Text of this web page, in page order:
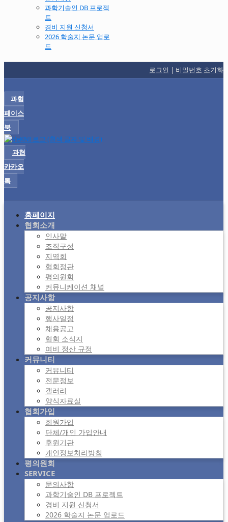
과학기술인 DB 프로젝
트
경비 지원 신청서
2026 학술지 논문 업로
드
로그인 | 비밀번호 초기화
과협
페이스
북
과협
카카오
톡
홈페이지
협회소개
인사말
조직구성
지역회
협회정관
평의원회
커뮤니케이션 채널
공지사항
공지사항
행사일정
채용공고
협회 소식지
여비 정산 규정
커뮤니티
커뮤니티
전문정보
갤러리
양식자료실
협회가입
회원가입
단체/개인 가입안내
후원기관
개인정보처리방침
평의원회
SERVICE
문의사항
과학기술인 DB 프로젝트
경비 지원 신청서
2026 학술지 논문 업로드